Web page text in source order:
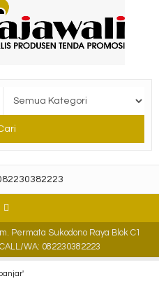
Permata Sukodono Raya Blok C1
WA: 082230382223